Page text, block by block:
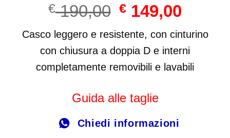
€190,00 Il
prezzo
originale
era:
€ 190,00.
€ 149,00
attuale
è:
€
Casco leggero e resistente, con cinturino
con chiusura a doppia D e interni
completamente removibili e lavabili
Guida alle taglie
Chiedi informazioni